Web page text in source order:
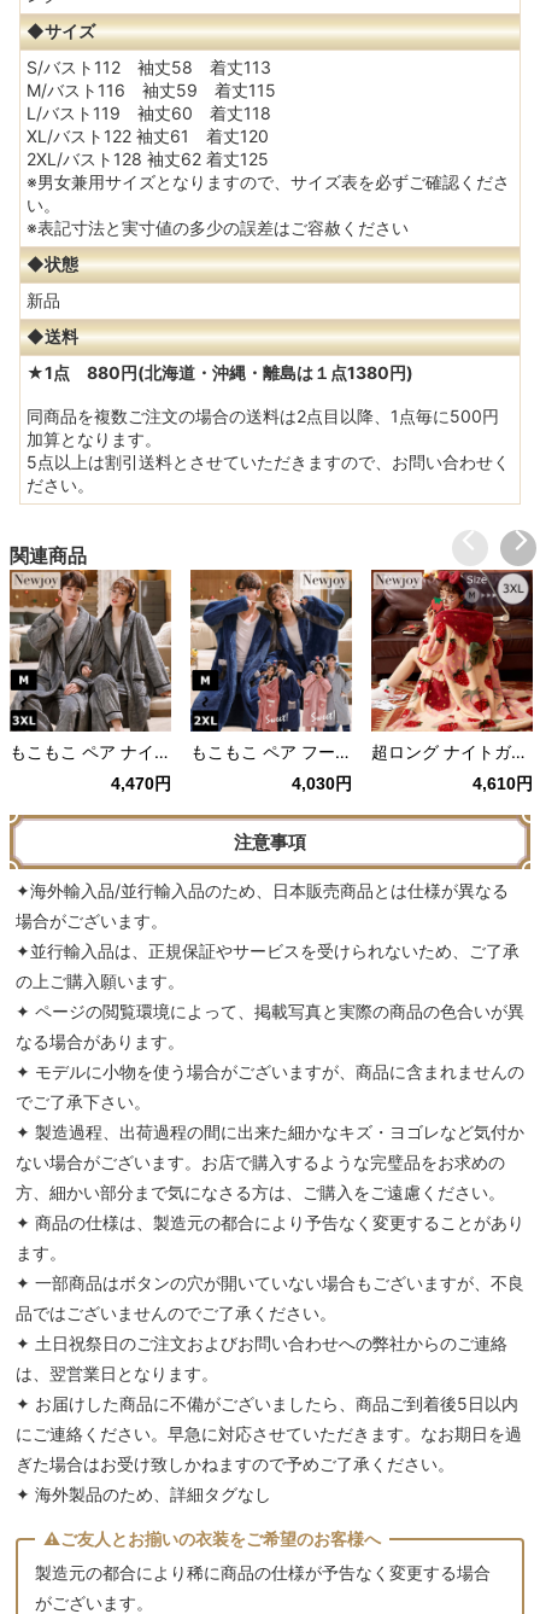
◆サイズ
S/バスト112 袖丈58 着丈113
M/バスト116 袖丈59 着丈115
L/バスト119 袖丈60 着丈118
XL/バスト122 袖丈61 着丈120
2XL/バスト128 袖丈62 着丈125
※男女兼用サイズとなりますので、サイズ表を必ずご確認くださ
い。
※表記寸法と実寸値の多少の誤差はご容赦ください
◆状態
新品
◆送料
★1点 880円(北海道・沖縄・離島は１点1380円)
同商品を複数ご注文の場合の送料は2点目以降、1点毎に500円
加算となります。
5点以上は割引送料とさせていただきますので、お問い合わせく
ださい。
関連商品
もこもこ ペア ナイトガウン ズボン付き グレー
4,470円
もこもこ ペア フード付き ナイトガウン ブルー/グレー/ピンク
4,030円
超ロング ナイトガウン 苺柄 フード・ポケット付き
4,610円
注意事項
✦海外輸入品/並行輸入品のため、日本販売商品とは仕様が異なる
場合がございます。
✦並行輸入品は、正規保証やサービスを受けられないため、ご了承
の上ご購入願います。
✦ ページの閲覧環境によって、掲載写真と実際の商品の色合いが異
なる場合があります。
✦ モデルに小物を使う場合がございますが、商品に含まれませんの
でご了承下さい。
✦ 製造過程、出荷過程の間に出来た細かなキズ・ヨゴレなど気付か
ない場合がございます。お店で購入するような完璧品をお求めの
方、細かい部分まで気になさる方は、ご購入をご遠慮ください。
✦ 商品の仕様は、製造元の都合により予告なく変更することがあり
ます。
✦ 一部商品はボタンの穴が開いていない場合もございますが、不良
品ではございませんのでご了承ください。
✦ 土日祝祭日のご注文およびお問い合わせへの弊社からのご連絡
は、翌営業日となります。
✦ お届けした商品に不備がございましたら、商品ご到着後5日以内
にご連絡ください。早急に対応させていただきます。なお期日を過
ぎた場合はお受け致しかねますので予めご了承ください。
✦ 海外製品のため、詳細タグなし
製造元の都合により稀に商品の仕様が予告なく変更する場合
がございます。